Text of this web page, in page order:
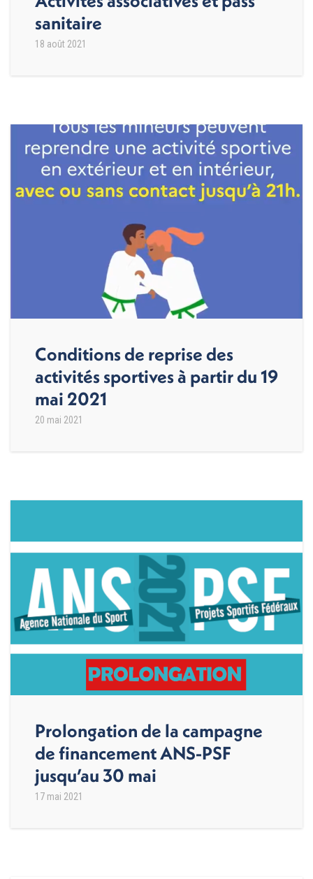
sanitaire
18 août 2021
Conditions de reprise des
activités sportives à partir du 19
mai 2021
20 mai 2021
Prolongation de la campagne
de financement ANS-PSF
jusqu’au 30 mai
17 mai 2021